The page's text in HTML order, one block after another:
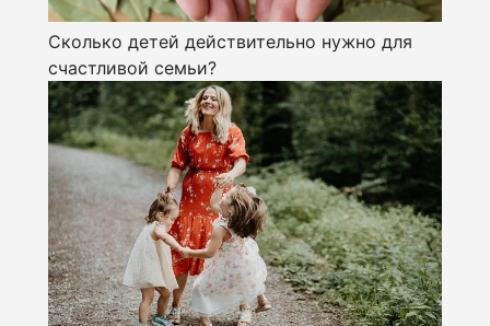
Сколько детей действительно нужно для
счастливой семьи?